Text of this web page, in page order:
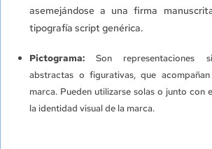
asemejándose a una firma
tipografía script genérica.
Pictograma: Son representaciones
abstractas o figurativas, que
marca. Pueden utilizarse solas o junto con
la identidad visual de la marca.